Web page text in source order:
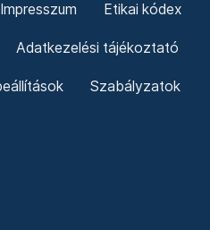
Impresszum Etikai kódex
Adatkezelési tájékoztató
Szabályzatok